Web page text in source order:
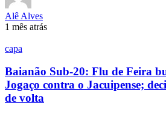
Alê Alves
1 mês atrás
capa
Baianão Sub-20: Flu de Feira
Jogaço contra o Jacuipense;
de volta